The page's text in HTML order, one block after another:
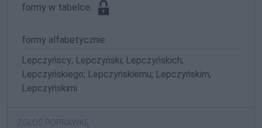
formy w tabelce:
formy alfabetycznie:
Lepczyńscy; Lepczyński; Lepczyńskich;
Lepczyńskiego; Lepczyńskiemu; Lepczyńskim;
Lepczyńskimi
ZGŁOŚ POPRAWKĘ